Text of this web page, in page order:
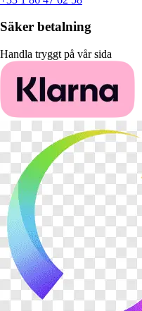
Säker betalning
Handla tryggt på vår sida